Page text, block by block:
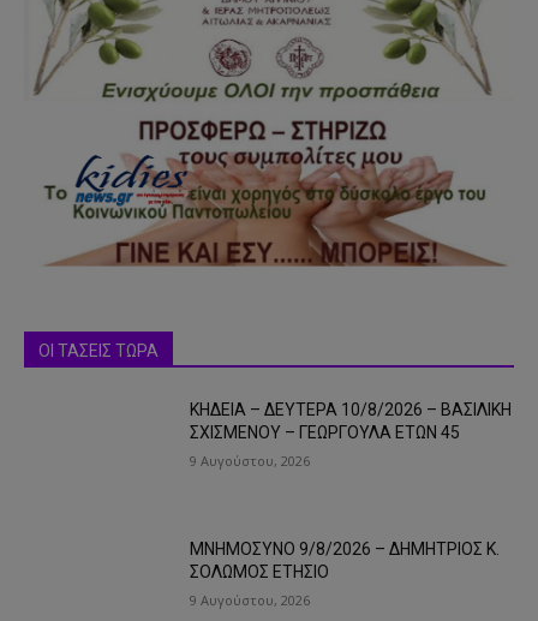
ΟΙ ΤΑΣΕΙΣ ΤΩΡΑ
ΚΗΔΕΙΑ – ΔΕΥΤΕΡΑ 10/8/2026 – ΒΑΣΙΛΙΚΗ
ΣΧΙΣΜΕΝΟΥ – ΓΕΩΡΓΟΥΛΑ ΕΤΩΝ 45
9 Αυγούστου, 2026
ΜΝΗΜΟΣΥΝΟ 9/8/2026 – ΔΗΜΗΤΡΙΟΣ Κ.
ΣΟΛΩΜΟΣ ΕΤΗΣΙΟ
9 Αυγούστου, 2026